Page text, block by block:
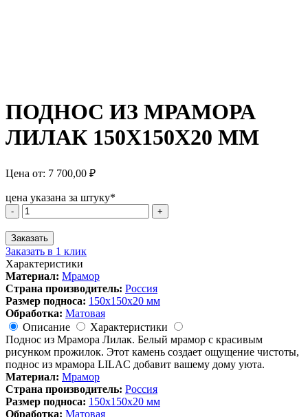
ПОДНОС ИЗ МРАМОРА
ЛИЛАК 150Х150Х20 ММ
Цена от: 7 700,00 ₽
цена указана за штуку*
-
Количество
товара
ПОДНОС
ИЗ
МРАМОРА
ЛИЛАК
150Х150Х20
ММ
+
Заказать
Заказать в 1 клик
Характеристики
Материал: Мрамор
Страна производитель: Россия
Размер подноса: 150х150х20 мм
Обработка: Матовая
Описание
Характеристики
Поднос из Мрамора Лилак. Белый мрамор с красивым
рисунком прожилок. Этот камень создает ощущение чистоты,
поднос из мрамора LILAC добавит вашему дому уюта.
Материал: Мрамор
Страна производитель: Россия
Размер подноса: 150х150х20 мм
Обработка: Матовая